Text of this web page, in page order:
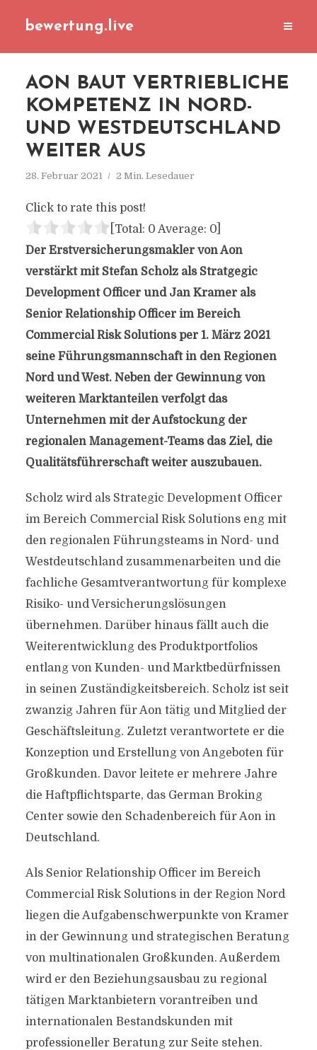
bewertung.live
AON BAUT VERTRIEBLICHE
KOMPETENZ IN NORD-
UND WESTDEUTSCHLAND
WEITER AUS
28. Februar 2021 2 Min. Lesedauer
Click to rate this post!
[Total: 0 Average: 0]
Der Erstversicherungsmakler von Aon
verstärkt mit Stefan Scholz als Stratgegic
Development Officer und Jan Kramer als
Senior Relationship Officer im Bereich
Commercial Risk Solutions per 1. März 2021
seine Führungsmannschaft in den Regionen
Nord und West. Neben der Gewinnung von
weiteren Marktanteilen verfolgt das
Unternehmen mit der Aufstockung der
regionalen Management-Teams das Ziel, die
Qualitätsführerschaft weiter auszubauen.
Scholz wird als Strategic Development Officer
im Bereich Commercial Risk Solutions eng mit
den regionalen Führungsteams in Nord- und
Westdeutschland zusammenarbeiten und die
fachliche Gesamtverantwortung für komplexe
Risiko- und Versicherungslösungen
übernehmen. Darüber hinaus fällt auch die
Weiterentwicklung des Produktportfolios
entlang von Kunden- und Marktbedürfnissen
in seinen Zuständigkeitsbereich. Scholz ist seit
zwanzig Jahren für Aon tätig und Mitglied der
Geschäftsleitung. Zuletzt verantwortete er die
Konzeption und Erstellung von Angeboten für
Großkunden. Davor leitete er mehrere Jahre
die Haftpflichtsparte, das German Broking
Center sowie den Schadenbereich für Aon in
Deutschland.
Als Senior Relationship Officer im Bereich
Commercial Risk Solutions in der Region Nord
liegen die Aufgabenschwerpunkte von Kramer
in der Gewinnung und strategischen Beratung
von multinationalen Großkunden. Außerdem
wird er den Beziehungsausbau zu regional
tätigen Marktanbietern vorantreiben und
internationalen Bestandskunden mit
professioneller Beratung zur Seite stehen.